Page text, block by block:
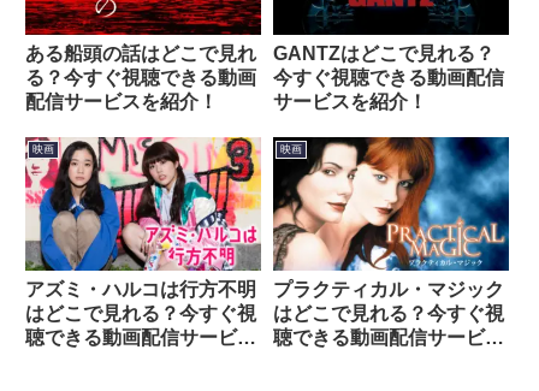
ある船頭の話はどこで見れ
る？今すぐ視聴できる動画
配信サービスを紹介！
GANTZはどこで見れる？
今すぐ視聴できる動画配信
サービスを紹介！
映画
アズミ・ハルコは行方不明
はどこで見れる？今すぐ視
聴できる動画配信サービス
映画
プラクティカル・マジック
はどこで見れる？今すぐ視
聴できる動画配信サービス